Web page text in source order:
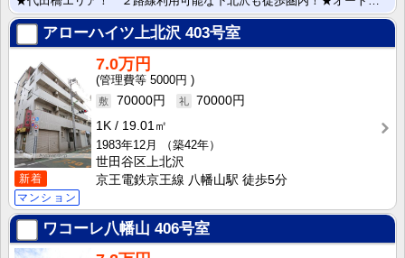
アローハイツ上北沢 403号室
新着
マンション
7.0万円
5000円
70000円
70000円
1K
19.01㎡
1983年12月
（築42年）
世田谷区上北沢
京王電鉄京王線 八幡山駅 徒歩5分
ワコーレ八幡山 406号室